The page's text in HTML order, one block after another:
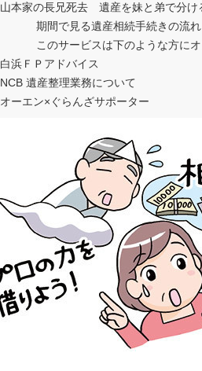
山本家の長兄死去 遺産を妹と弟で分け
期間で見る遺産相続手続きの流れ
このサービスは下のような方にオ
白浜ＦＰアドバイス
NCB 遺産整理業務について
オーエン×ぐらんざサポーター